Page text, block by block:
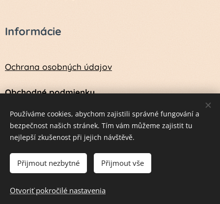
Do košíka
Informácie
Ochrana osobných údajov
Obchodné podmienky
Návod na údržbu a ošetrenie vlny a kožušín
Vytvorené službouWebnode Cookies
Používáme cookies, abychom zajistili správné fungování a
bezpečnost našich stránek. Tím vám můžeme zajistit tu
nejlepší zkušenost při jejich návštěvě.
Přijmout nezbytné Přijmout vše
Otvoriť pokročilé nastavenia